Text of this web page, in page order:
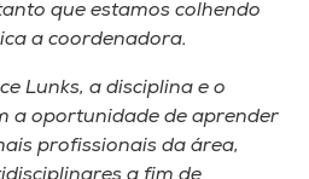
que estamos colhendo
a coordenadora.
Lunks, a disciplina e o
a oportunidade de aprender
profissionais da área,